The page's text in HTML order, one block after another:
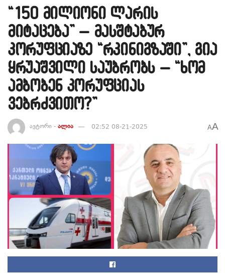
“150 მილიონი ლარის
მიტაცება” – მასშტაბურ
კორუფციაზე “რკინიგზაში”, გია
ყრუაშვილი საუბრობს – “ხომ
ამბობენ კორუფციას
ვებრძვითო?”
ავტორი - ალია 02:52 08-21-2025 AA